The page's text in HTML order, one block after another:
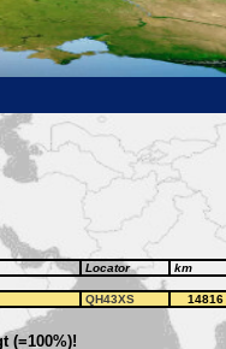
Locator km
QH43XS 14816
(=100%)!